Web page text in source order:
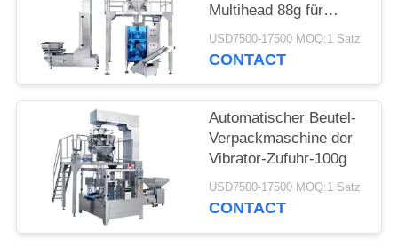
Multihead 88g für
Nahrung
USD7500-17500 MOQ:1 Satz
CONTACT
Automatischer Beutel-
Verpackmaschine der
Vibrator-Zufuhr-100g
USD7500-17500 MOQ:1 Satz
CONTACT